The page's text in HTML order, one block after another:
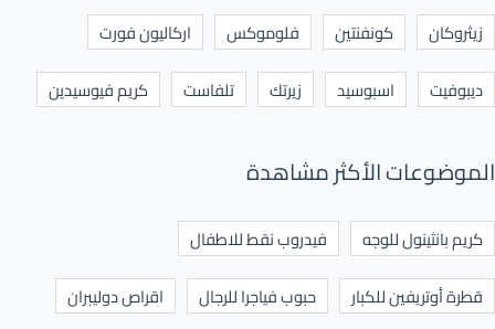
زيثروكان
كونفنتين فلوموكس
اركاليون فورت
ديبوفيت
اسبوسيد زيرتك تلفاست كريم فيوسيدين
الموضوعات الأكثر مشاهدة
كريم بانثينول للوجه
فيدروب نقط للاطفال
قطرة أوتريفين للكبار
حبوب فياجرا للرجال
اقراص دوليبران